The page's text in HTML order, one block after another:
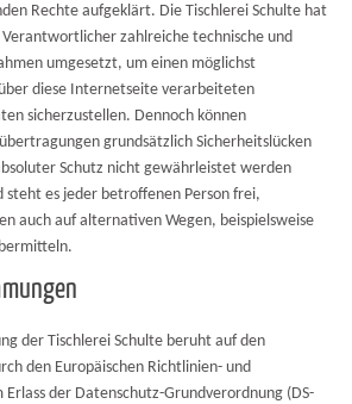
Rechte aufgeklärt. Die Tischlerei Schulte hat
zahlreiche technische und
umgesetzt, um einen möglichst
diese Internetseite verarbeiteten
sicherzustellen. Dennoch können
grundsätzlich Sicherheitslücken
Schutz nicht gewährleistet werden
steht es jeder betroffenen Person frei,
auch auf alternativen Wegen, beispielsweise
der Tischlerei Schulte beruht auf den
den Europäischen Richtlinien- und
der Datenschutz-Grundverordnung (DS-